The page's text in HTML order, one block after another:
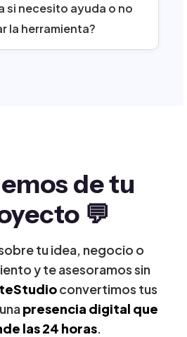
si necesito ayuda o no
la herramienta?
de tu
💬
tu idea, negocio o
y te asesoramos sin
convertimos tus
presencia digital que
las 24 horas.